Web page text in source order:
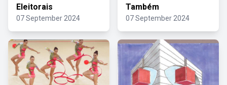
Eleitorais
07 September 2024
Também
07 September 2024